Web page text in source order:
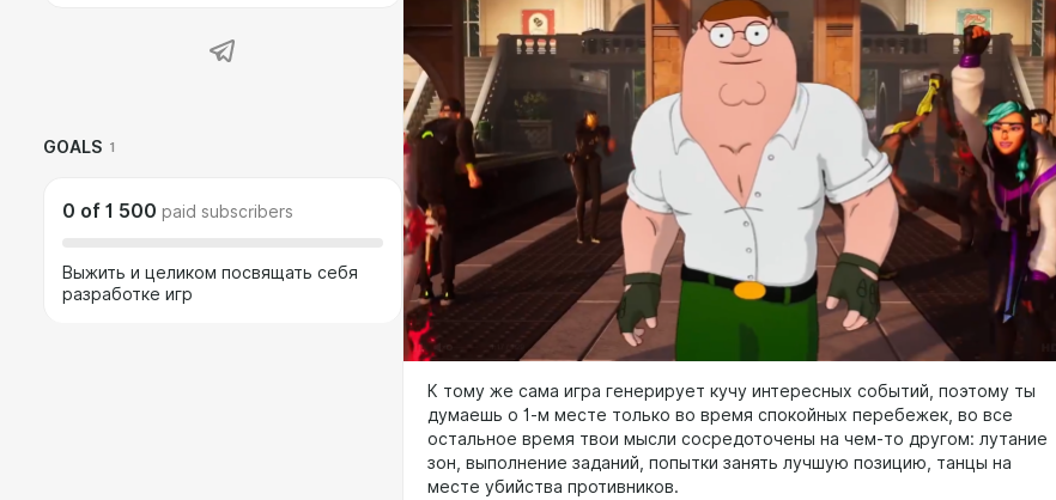
GOALS 1
0 of 1 500 paid subscribers
Выжить и целиком посвящать себя
разработке игр
К тому же сама игра генерирует кучу интересных событий, поэтому ты
думаешь о 1-м месте только во время спокойных перебежек, во все
остальное время твои мысли сосредоточены на чем-то другом: лутание
зон, выполнение заданий, попытки занять лучшую позицию, танцы на
месте убийства противников.